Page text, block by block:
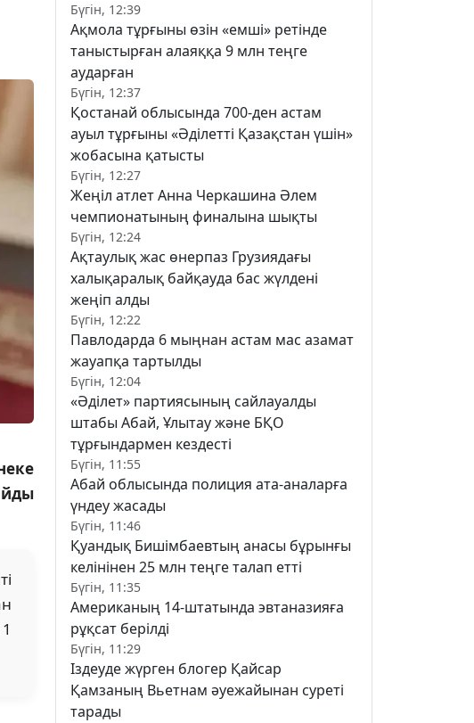
Бүгін, 12:39
Ақмола тұрғыны өзін «емші» ретінде
таныстырған алаяққа 9 млн теңге
аударған
Бүгін, 12:37
Қостанай облысында 700-ден астам
ауыл тұрғыны «Әділетті Қазақстан үшін»
жобасына қатысты
Бүгін, 12:27
Жеңіл атлет Анна Черкашина Әлем
чемпионатының финалына шықты
Бүгін, 12:24
Ақтаулық жас өнерпаз Грузиядағы
халықаралық байқауда бас жүлдені
жеңіп алды
Бүгін, 12:22
Павлодарда 6 мыңнан астам мас азамат
жауапқа тартылды
Бүгін, 12:04
«Әділет» партиясының сайлауалды
штабы Абай, Ұлытау және БҚО
тұрғындармен кездесті
Бүгін, 11:55
Абай облысында полиция ата-аналарға
үндеу жасады
Бүгін, 11:46
Қуандық Бишімбаевтың анасы бұрынғы
келінінен 25 млн теңге талап етті
Бүгін, 11:35
Американың 14-штатында эвтаназияға
рұқсат берілді
Бүгін, 11:29
Іздеуде жүрген блогер Қайсар
Қамзаның Вьетнам әуежайынан суреті
тарады